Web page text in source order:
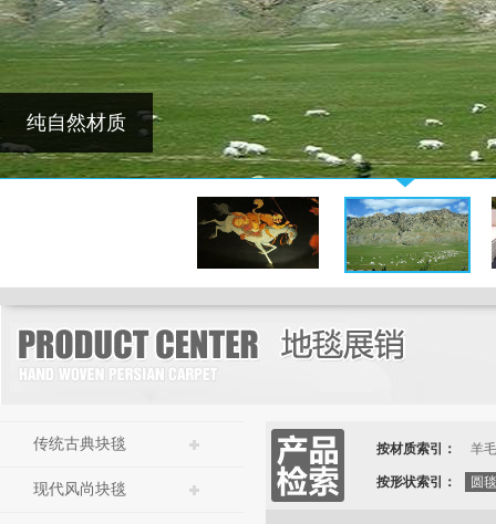
传统古典块毯
现代风尚块毯
按材质索引： 羊
按形状索引： 圆毯